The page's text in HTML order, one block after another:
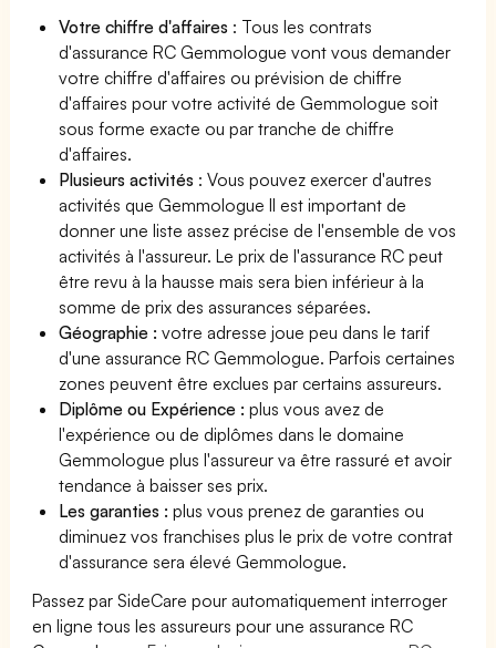
Votre chiffre d'affaires : Tous les contrats
d'assurance RC Gemmologue vont vous demander
votre chiffre d'affaires ou prévision de chiffre
d'affaires pour votre activité de Gemmologue soit
sous forme exacte ou par tranche de chiffre
d'affaires.
Plusieurs activités : Vous pouvez exercer d'autres
activités que Gemmologue Il est important de
donner une liste assez précise de l'ensemble de vos
activités à l'assureur. Le prix de l'assurance RC peut
être revu à la hausse mais sera bien inférieur à la
somme de prix des assurances séparées.
Géographie :votre adresse joue peu dans le tarif
d'une assurance RC Gemmologue. Parfois certaines
zones peuvent être exclues par certains assureurs.
Diplôme ou Expérience :plus vous avez de
l'expérience ou de diplômes dans le domaine
Gemmologue plus l'assureur va être rassuré et avoir
tendance à baisser ses prix.
Les garanties :plus vous prenez de garanties ou
diminuez vos franchises plus le prix de votre contrat
d'assurance sera élevé Gemmologue.
Passez par SideCare pour automatiquement interroger
en ligne tous les assureurs pour une assurance RC